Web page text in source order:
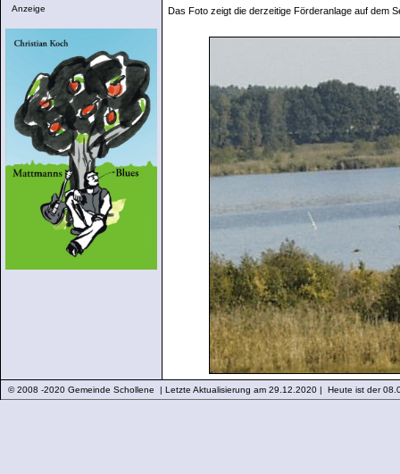
Anzeige
Das Foto zeigt die derzeitige Förderanlage auf dem
© 2008 -2020 Gemeinde Schollene | Letzte Aktualisierung am 29.12.2020 | Heute ist der